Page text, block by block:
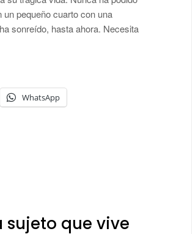
pequeño cuarto con una
sonreído, hasta ahora. Necesita
WhatsApp
sujeto que vive